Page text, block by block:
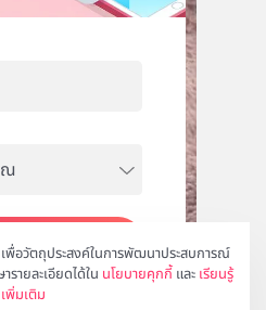
อวัตถุประสงค์ในการพัฒนาประสบการณ์
ายละเอียดได้ใน นโยบายคุกกี้ และ เรียนรู้
เพิ่มเติม
สมัคร